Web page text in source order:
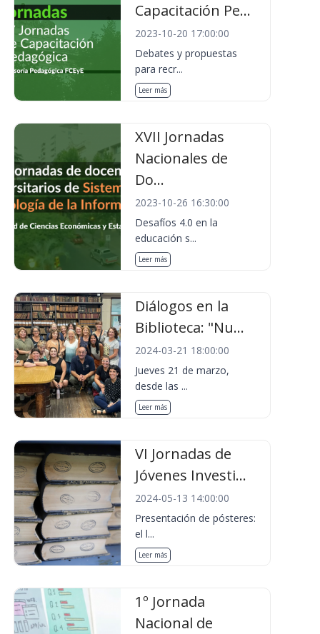
Capacitación Pe...
2023-10-20 17:00:00
Debates y propuestas
para recr...
Leer más
XVII Jornadas
Nacionales de
Do...
2023-10-26 16:30:00
Desafíos 4.0 en la
educación s...
Leer más
Diálogos en la
Biblioteca: "Nu...
2024-03-21 18:00:00
Jueves 21 de marzo,
desde las ...
Leer más
VI Jornadas de
Jóvenes Investi...
2024-05-13 14:00:00
Presentación de pósteres:
el l...
Leer más
1º Jornada
Nacional de